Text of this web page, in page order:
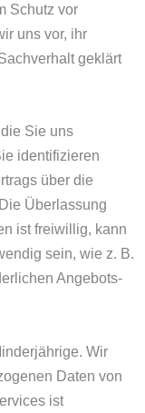
Schutz vor
uns vor, ihr
geklärt
Sie uns
identifizieren
über die
Überlassung
ist freiwillig, kann
sein, wie z. B.
Angebots-
Wir
Daten von
ist